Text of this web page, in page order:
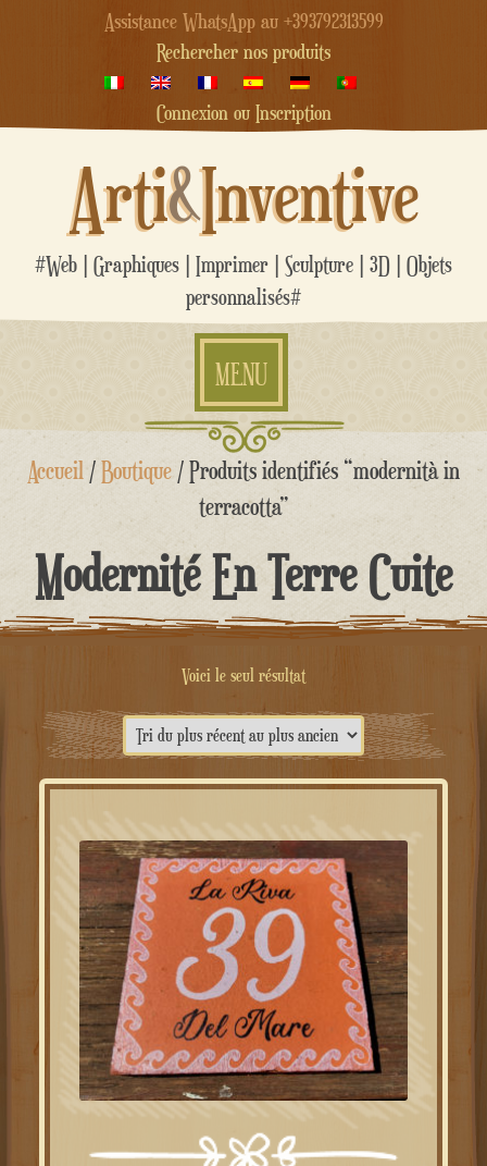
Assistance WhatsApp au +393792313599
Rechercher nos produits
Connexion ou Inscription
Arti&Inventive
#Web | Graphiques | Imprimer | Sculpture | 3D | Objets
personnalisés#
MENU
Aller
Accueil/Boutique / Produits identifiés “modernità in
terracotta”
Modernité En Terre Cuite
Voici le seul résultat